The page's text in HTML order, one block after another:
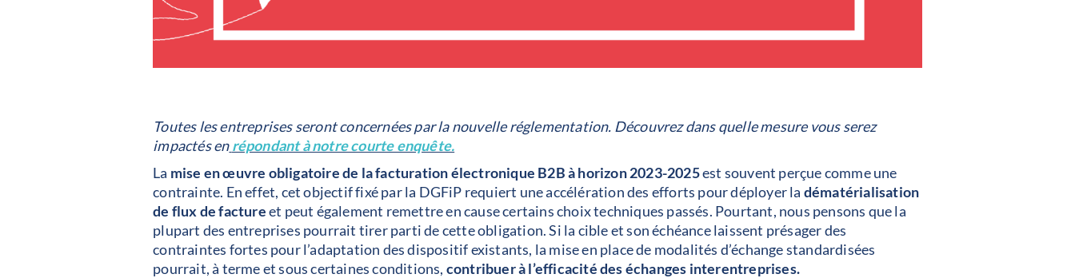
Toutes les entreprises seront concernées par la nouvelle réglementation. Découvrez dans quelle mesure vous serez
impactés en répondant à notre courte enquête.
La mise en œuvre obligatoire de la facturation électronique B2B à horizon 2023-2025est souvent perçue comme une
contrainte. En effet, cet objectif fixé par la DGFiP requiert une accélération des efforts pour déployer la dématérialisation
de flux de factureet peut également remettre en cause certains choix techniques passés. Pourtant, nous pensons que la
plupart des entreprises pourrait tirer parti de cette obligation. Si la cible et son échéance laissent présager des
contraintes fortes pour l’adaptation des dispositif existants, la mise en place de modalités d’échange standardisées
pourrait, à terme et sous certaines conditions, contribuer à l’efficacité des échanges interentreprises.